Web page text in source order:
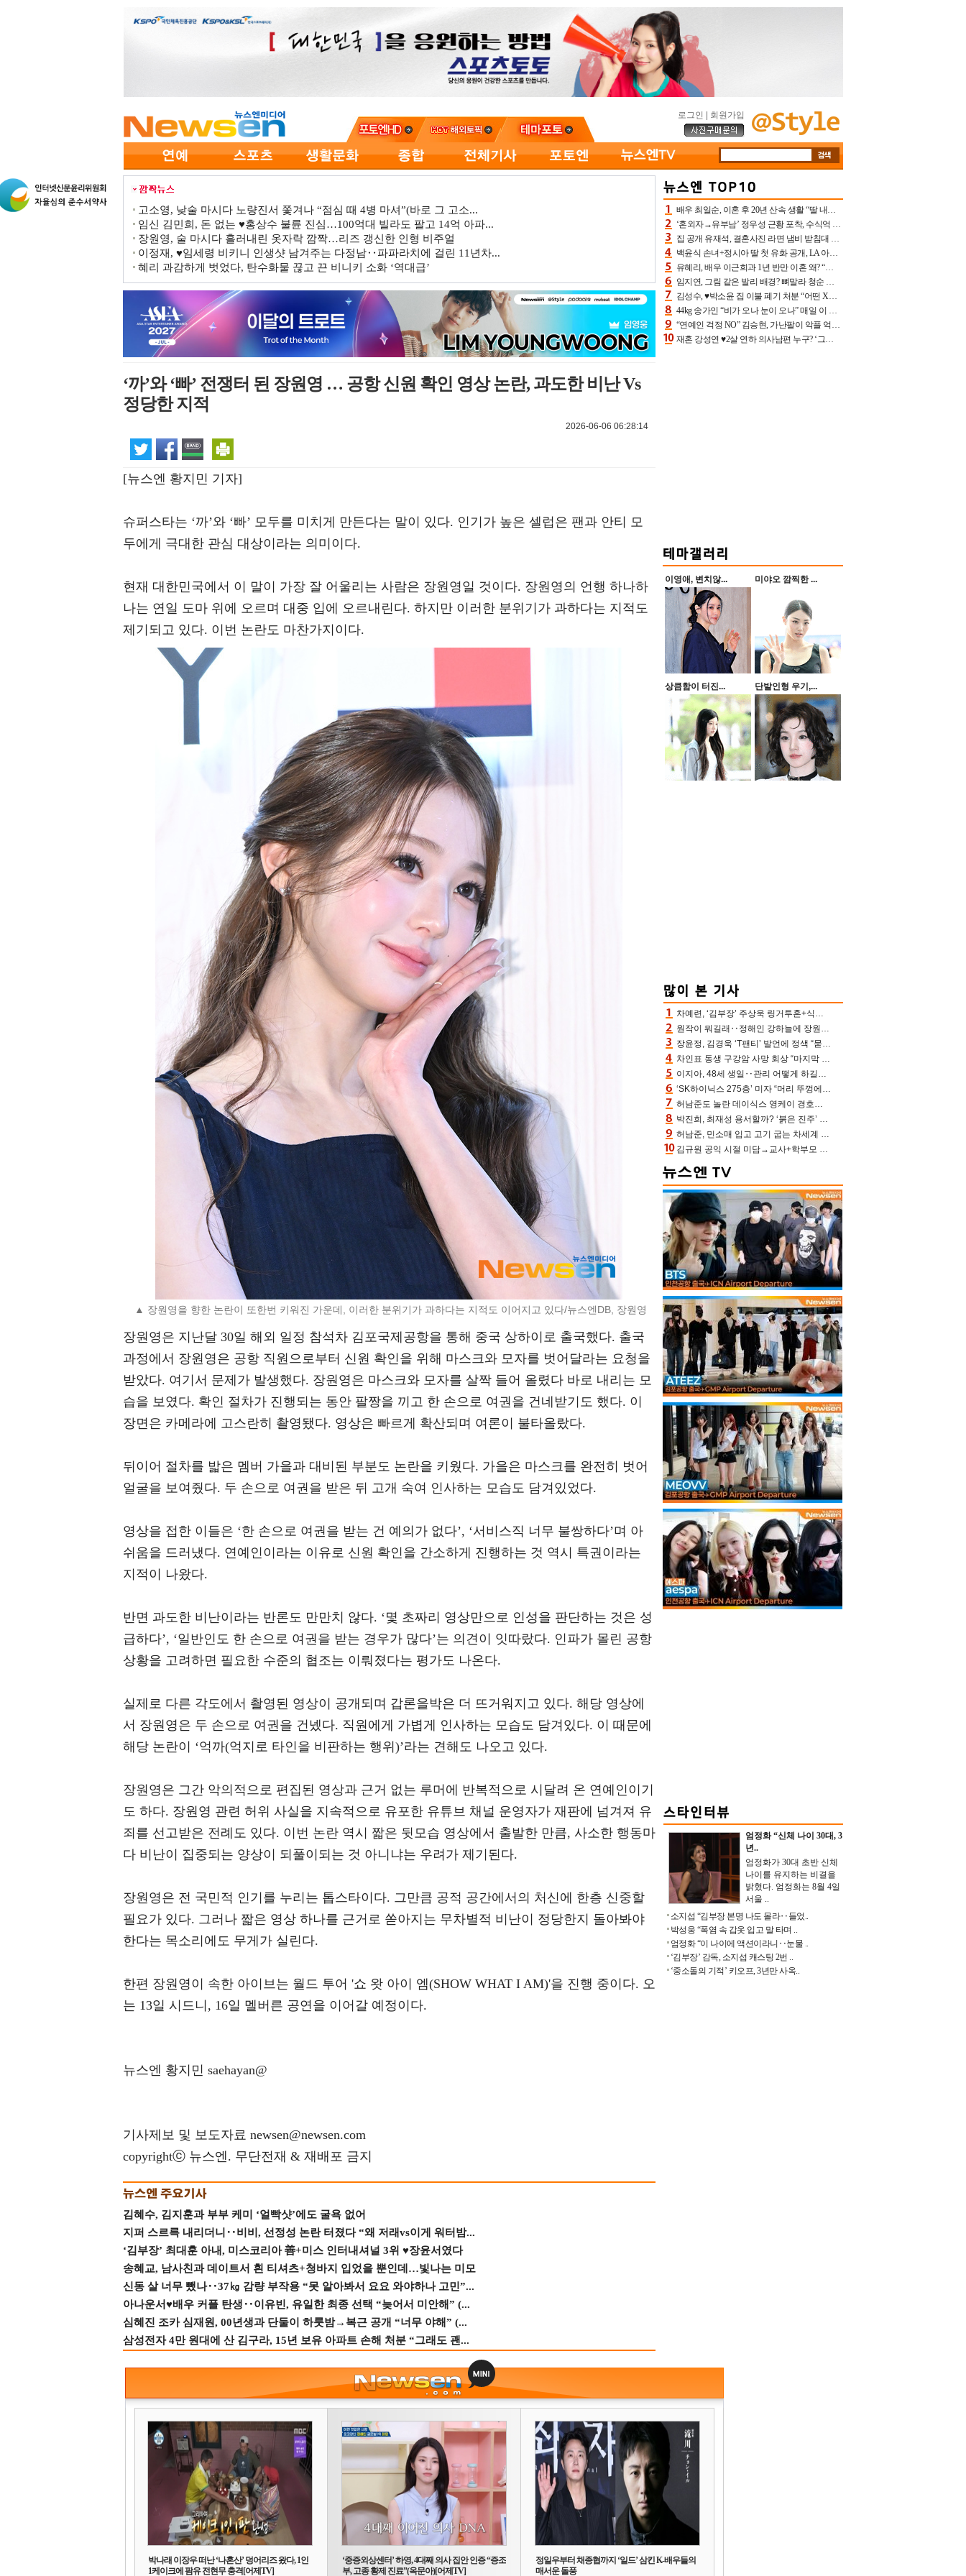
로그인 회원가입
고소영, 낮술 마시다 노량진서 쫓겨나 “점심 때 4병 마셔”(바로 그 고소...
임신 김민희, 돈 없는 ♥홍상수 불륜 진심…100억대 빌라도 팔고 14억 아파...
장원영, 술 마시다 흘러내린 옷자락 깜짝…리즈 갱신한 인형 비주얼
이정재, ♥임세령 비키니 인생샷 남겨주는 다정남‥파파라치에 걸린 11년차...
혜리 과감하게 벗었다, 탄수화물 끊고 끈 비니키 소화 ‘역대급’
‘까’와 ‘빠’ 전쟁터 된 장원영 … 공항 신원 확인 영상 논란, 과도한 비난 Vs
정당한 지적
2026-06-06 06:28:14
[뉴스엔 황지민 기자]
슈퍼스타는 ‘까’와 ‘빠’ 모두를 미치게 만든다는 말이 있다. 인기가 높은 셀럽은 팬과 안티 모
두에게 극대한 관심 대상이라는 의미이다.
현재 대한민국에서 이 말이 가장 잘 어울리는 사람은 장원영일 것이다. 장원영의 언행 하나하
나는 연일 도마 위에 오르며 대중 입에 오르내린다. 하지만 이러한 분위기가 과하다는 지적도
제기되고 있다. 이번 논란도 마찬가지이다.
▲ 장원영을 향한 논란이 또한번 키워진 가운데, 이러한 분위기가 과하다는 지적도 이어지고 있다/뉴스엔DB, 장원영
장원영은 지난달 30일 해외 일정 참석차 김포국제공항을 통해 중국 상하이로 출국했다. 출국
과정에서 장원영은 공항 직원으로부터 신원 확인을 위해 마스크와 모자를 벗어달라는 요청을
받았다. 여기서 문제가 발생했다. 장원영은 마스크와 모자를 살짝 들어 올렸다 바로 내리는 모
습을 보였다. 확인 절차가 진행되는 동안 팔짱을 끼고 한 손으로 여권을 건네받기도 했다. 이
장면은 카메라에 고스란히 촬영됐다. 영상은 빠르게 확산되며 여론이 불타올랐다.
뒤이어 절차를 밟은 멤버 가을과 대비된 부분도 논란을 키웠다. 가을은 마스크를 완전히 벗어
얼굴을 보여줬다. 두 손으로 여권을 받은 뒤 고개 숙여 인사하는 모습도 담겨있었다.
영상을 접한 이들은 ‘한 손으로 여권을 받는 건 예의가 없다’, ‘서비스직 너무 불쌍하다’며 아
쉬움을 드러냈다. 연예인이라는 이유로 신원 확인을 간소하게 진행하는 것 역시 특권이라는
지적이 나왔다.
반면 과도한 비난이라는 반론도 만만치 않다. ‘몇 초짜리 영상만으로 인성을 판단하는 것은 성
급하다’, ‘일반인도 한 손으로 여권을 받는 경우가 많다’는 의견이 잇따랐다. 인파가 몰린 공항
상황을 고려하면 필요한 수준의 협조는 이뤄졌다는 평가도 나온다.
실제로 다른 각도에서 촬영된 영상이 공개되며 갑론을박은 더 뜨거워지고 있다. 해당 영상에
서 장원영은 두 손으로 여권을 건넸다. 직원에게 가볍게 인사하는 모습도 담겨있다. 이 때문에
해당 논란이 ‘억까(억지로 타인을 비판하는 행위)’라는 견해도 나오고 있다.
장원영은 그간 악의적으로 편집된 영상과 근거 없는 루머에 반복적으로 시달려 온 연예인이기
도 하다. 장원영 관련 허위 사실을 지속적으로 유포한 유튜브 채널 운영자가 재판에 넘겨져 유
죄를 선고받은 전례도 있다. 이번 논란 역시 짧은 뒷모습 영상에서 출발한 만큼, 사소한 행동마
다 비난이 집중되는 양상이 되풀이되는 것 아니냐는 우려가 제기된다.
장원영은 전 국민적 인기를 누리는 톱스타이다. 그만큼 공적 공간에서의 처신에 한층 신중할
필요가 있다. 그러나 짧은 영상 하나를 근거로 쏟아지는 무차별적 비난이 정당한지 돌아봐야
한다는 목소리에도 무게가 실린다.
한편 장원영이 속한 아이브는 월드 투어 '쇼 왓 아이 엠(SHOW WHAT I AM)'을 진행 중이다. 오
는 13일 시드니, 16일 멜버른 공연을 이어갈 예정이다.
뉴스엔 황지민 saehayan@
기사제보 및 보도자료 newsen@newsen.com
copyrightⓒ 뉴스엔. 무단전재 & 재배포 금지
김혜수, 김지훈과 부부 케미 ‘얼빡샷’에도 굴욕 없어
지퍼 스르륵 내리더니‥비비, 선정성 논란 터졌다 “왜 저래vs이게 워터밤...
‘김부장’ 최대훈 아내, 미스코리아 善+미스 인터내셔널 3위 ♥장윤서였다
송혜교, 남사친과 데이트서 흰 티셔츠+청바지 입었을 뿐인데…빛나는 미모
신동 살 너무 뺐나‥37㎏ 감량 부작용 “못 알아봐서 요요 와야하나 고민”...
아나운서♥배우 커플 탄생‥이유빈, 유일한 최종 선택 “늦어서 미안해” (...
심혜진 조카 심재원, 00년생과 단둘이 하룻밤→복근 공개 “너무 야해” (...
삼성전자 4만 원대에 산 김구라, 15년 보유 아파트 손해 처분 “그래도 괜...
배우 최일순, 이혼 후 20년 산속 생활 “딸 내가 버렸다고 원망‥맘 아파”(특종)[어제TV]
‘혼외자→유부남’ 정우성 근황 포착, 수식억 해킹 피해 후배 만났다 “존경하는”
집 공개 유재석, 결혼사진 라면 냄비 받침대 되고 분노‥가족사진도 피해(놀뭐)[어제TV]
백윤식 손녀+정시아 딸 첫 유화 공개, LA 아트쇼→서울국제조각페스타 작가다운 수준급 실력
유혜리, 배우 이근희과 1년 반만 이혼 왜? “식칼 꽂고 의자 던져” 충격 폭로(특종)[어제TV]
임지연, 그림 같은 발리 배경? 뼈말라 청순 비키니 핏에 상대 안 되네
김성수, ♥박소윤 집 이불 폐기 처분 “어떤 X이랑 썼을지 몰라” 질투(신랑수업2)[어제TV]
44kg 송가인 “비가 오나 눈이 오나” 매일 이 운동, 허벅지 근육량 상승+체지방 감소
“연예인 걱정 NO” 김승현, 가난팔이 악플 억울할만‥아내+딸과 日 여행
재혼 강성연 ♥2살 연하 의사남편 누구? ‘그알’ 자문의에 훈남 비주얼 초엘리트 스펙 [종합]
이영애, 변치않... 미야오 깜찍한 ...
상큼함이 터진... 단발인형 우기,...
차예련, ‘김부장’ 주상욱 링거투혼+식스팩 비화 “옷 벗는데 아저씨는 안 된다고”(차장금)
원작이 뭐길래‥정해인 강하늘에 장원영까지 참여한 이 영화
장윤정, 김경욱 ‘T팬티’ 발언에 정색 “묻지 않았는데, 그것도 성희롱”(장공장)
차인표 동생 구강암 사망 회상 “마지막 순간 동생 손 잡아준 신애라, 두고두고 고마워” (신애라이프)
이지아, 48세 생일‥관리 어떻게 하길래 놀라운 동안 미모
‘SK하이닉스 275층’ 미자 “머리 뚜껑에서 사, 주식만 안 해도 돈 버는 것”
허남준도 놀란 데이식스 영케이 경호원병 과거 “그냥 돌았던 놈”
박진희, 최재성 용서할까? ‘붉은 진주’ 오늘(7일) 결말 나온다
허남준, 민소매 입고 고기 굽는 차세계 실존…영케이도 감탄한 팔근육(공케이)
김규원 공익 시절 미담→교사+학부모 추가 미담 속출 “휠체어 탄 아이와 산책도”[종합]
엄정화 “신체 나이 30대, 3
년..
엄정화가 30대 초반 신체
나이를 유지하는 비결을
밝혔다. 엄정화는 8월 4일
서울 ..
소지섭 “김부장 본명 나도 몰라‥들었..
박성웅 “폭염 속 갑옷 입고 말 타며 ..
엄정화 “이 나이에 액션이라니‥눈물 ..
‘김부장’ 감독, 소지섭 캐스팅 2번 ..
‘중소돌의 기적’ 키오프, 3년만 사옥..
박나래 이장우 떠난 ‘나혼산’ 덩어리즈 왔다, 1인
1케이크에 팜유 전현무 충격[어제TV]
‘중증외상센터’ 하영, 4대째 의사 집안 인증 “증조
부, 고종 황제 진료”(옥문아)[어제TV]
정일우부터 채종협까지 ‘일드’ 삼킨 K-배우들의
매서운 돌풍